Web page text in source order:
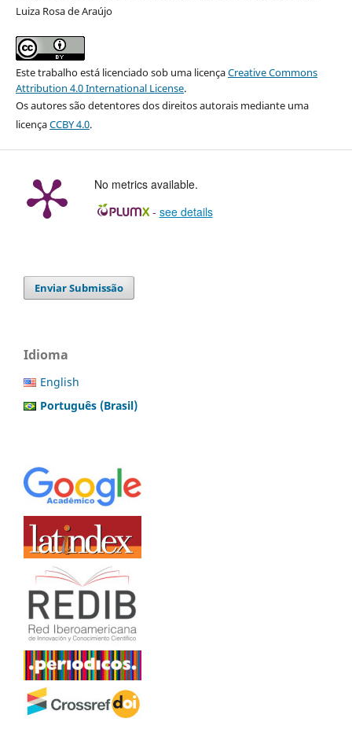
Luiza Rosa de Araújo
Este trabalho está licenciado sob uma licençaCreative Commons
Attribution 4.0 International License.
Os autores são detentores dos direitos autorais mediante uma
licençaCCBY 4.0.
No metrics available.
- see details
Enviar Submissão
Idioma
English
Português (Brasil)